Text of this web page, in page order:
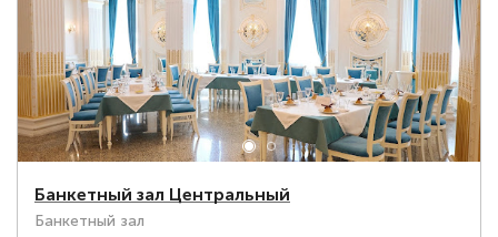
Банкетный зал Центральный
Банкетный зал